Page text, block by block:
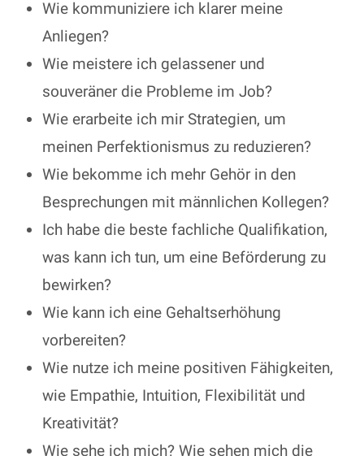
Wie kommuniziere ich klarer meine
Anliegen?
Wie meistere ich gelassener und
souveräner die Probleme im Job?
Wie erarbeite ich mir Strategien, um
meinen Perfektionismus zu reduzieren?
Wie bekomme ich mehr Gehör in den
Besprechungen mit männlichen Kollegen?
Ich habe die beste fachliche Qualifikation,
was kann ich tun, um eine Beförderung zu
bewirken?
Wie kann ich eine Gehaltserhöhung
vorbereiten?
Wie nutze ich meine positiven Fähigkeiten,
wie Empathie, Intuition, Flexibilität und
Kreativität?
Wie sehe ich mich? Wie sehen mich die